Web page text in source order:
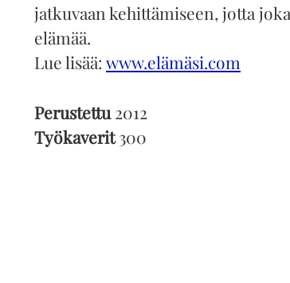
jatkuvaan kehittämiseen, jotta
elämää.
Lue lisää: www.elämäsi.com
Perustettu2012
Työkaverit300